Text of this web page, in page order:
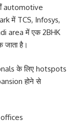
automotive
में TCS, Infosys,
area में एक 2BHK
है।
के लिए hotspots
होने से